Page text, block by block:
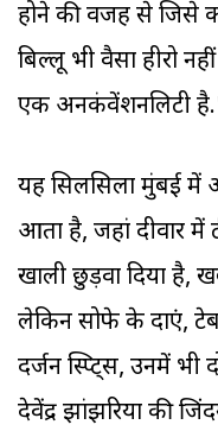
होने की वजह से जिसे
बिल्लू भी वैसा हीरो
एक अनकंवेंशनलिटी
यह सिलसिला मुंबई में
आता है, जहां दीवार में
खाली छुड़वा दिया है,
लेकिन सोफे के दाएं,
दर्जन स्क्रिप्ट्स, उनमें
देवेंद्र झांझरिया की